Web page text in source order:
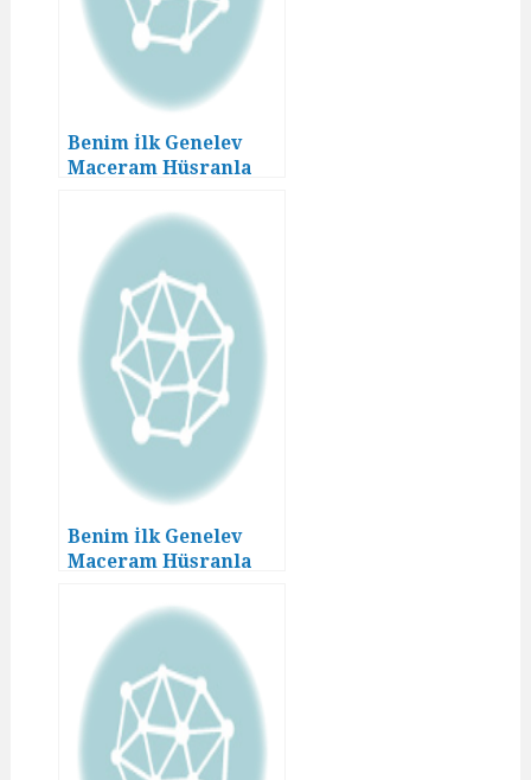
Benim İlk Genelev
Maceram Hüsranla
Benim İlk Genelev
Maceram Hüsranla